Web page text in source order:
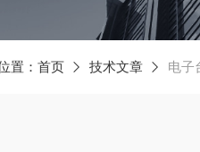
置： 首页 技术文章 电子